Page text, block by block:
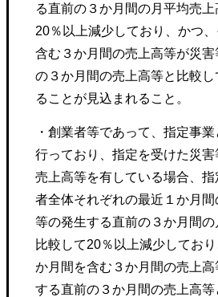
る直前の３か月間の月平均売
20％以上減少しており、かつ
含む３か月間の売上高等が災
の３か月間の売上高等と比較
ることが見込まれること。
・創業者等であって、指定事
行っており、指定を受けた災
売上高等を有している場合、
者全体それぞれの最近１か月
等の発生する直前の３か月間の
比較して20％以上減少してお
か月間を含む３か月間の売上
する直前の３か月間の売上高